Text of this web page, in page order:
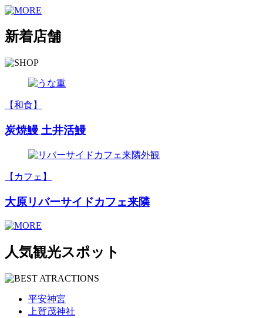
新着店舗
【和食】
炭焼鰻 土井活鰻
【カフェ】
大原リバーサイドカフェ来隣
人気観光スポット
平安神宮
上賀茂神社